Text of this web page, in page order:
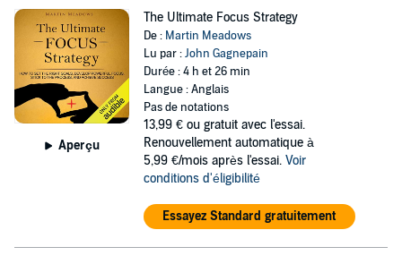
Aperçu
The Ultimate Focus Strategy
De : Martin Meadows
Lu par :John Gagnepain
Durée : 4 h et 26 min
Langue : Anglais
Pas de notations
13,99 € ou gratuit avec l'essai.
Renouvellement automatique à
5,99 €/mois après l'essai. Voir
conditions d'éligibilité
Essayez Standard gratuitement